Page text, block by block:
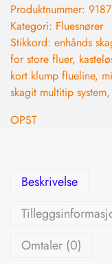
Produktnummer:
Kategori: Fluesnører
Stikkord: enhånds
for store fluer,
kort klump flueline,
skagit multitip system,
OPST
Beskrivelse
Omtaler (0)